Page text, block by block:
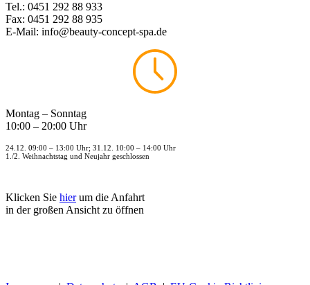
Tel.: 0451 292 88 933
Fax: 0451 292 88 935
E-Mail: info@beauty-concept-spa.de
Montag – Sonntag
10:00 – 20:00 Uhr
24.12. 09:00 – 13:00 Uhr; 31.12. 10:00 – 14:00 Uhr
1./2. Weihnachtstag und Neujahr geschlossen
Klicken Sie hierum die Anfahrt
in der großen Ansicht zu öffnen